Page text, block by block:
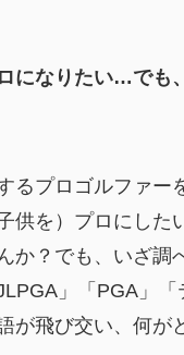
になりたい…でも
るプロゴルファー
供を）プロにした
か？でも、いざ調
」「PGA」
が飛び交い、何が